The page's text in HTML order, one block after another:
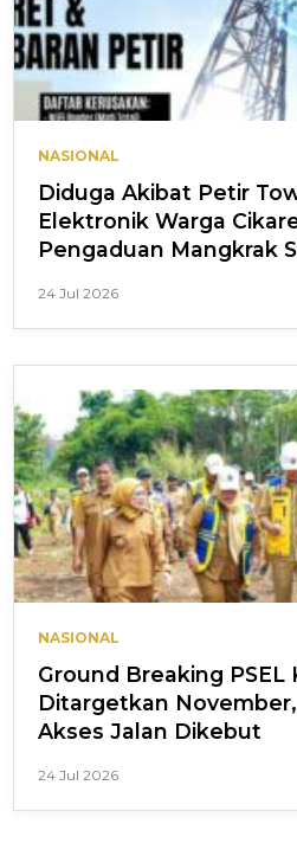
NASIONAL
Diduga Akibat Petir
Elektronik Warga
Pengaduan Mangkrak
24 Jul 2026
NASIONAL
Ground Breaking PSEL
Ditargetkan
Akses Jalan Dikebut
24 Jul 2026